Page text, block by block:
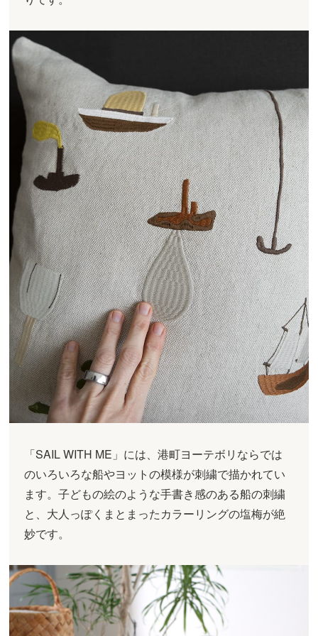
「SAIL WITH ME」には、港町ヨーテボリならでは
のいろいろな船やヨットの模様が刺繍で描かれてい
ます。子どもの絵のような手書き感のある船の刺繍
と、大人っぽくまとまったカラーリングの塩梅が絶
妙です。